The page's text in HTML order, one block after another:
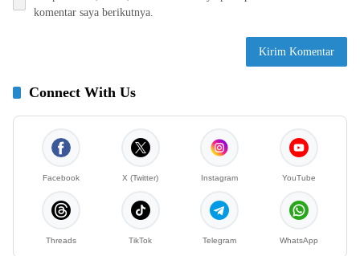
komentar saya berikutnya.
Connect With Us
Facebook X (Twitter) Instagram YouTube
Threads TikTok Telegram WhatsApp